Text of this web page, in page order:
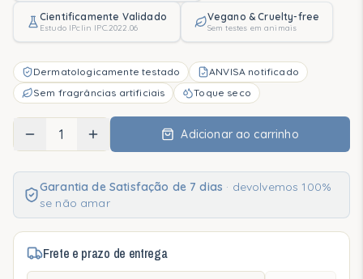
Pós-Procedimento
Blog
Quem Somos
Nossa Essência
Nossa História
Responsabilidade
Cientificamente Validado
Estudo IPclin IPC.2022.06
Vegano & Cruelty-free
Sem testes em animais
Dermatologicamente testado
ANVISA notificado
Sem fragrâncias artificiais
Toque seco
1 Adicionar ao carrinho
Garantia de Satisfação de 7 dias · devolvemos 100%
se não amar
Frete e prazo de entrega